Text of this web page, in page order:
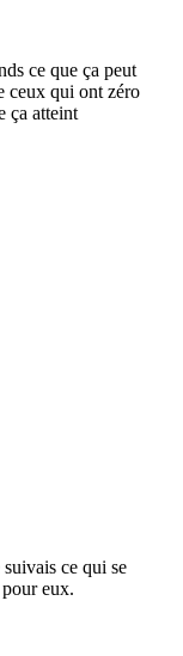
ce que ça peut
ceux qui ont zéro
ça atteint
ce qui se
eux.